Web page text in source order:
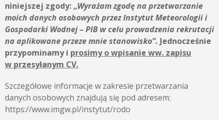
niniejszej zgody: „Wyrażam zgodę na przetwarzanie
moich danych osobowych przezInstytut Meteorologii i
Gospodarki Wodnej – PIB w celu prowadzenia rekrutacji
na aplikowane przeze mnie stanowisko”. Jednocześnie
przypominamy i prosimy o wpisanie ww. zapisu
w przesyłanym CV.
Szczegółowe informacje w zakresie przetwarzania
danych osobowych znajdują się pod adresem:
https://www.imgw.pl/instytut/rodo